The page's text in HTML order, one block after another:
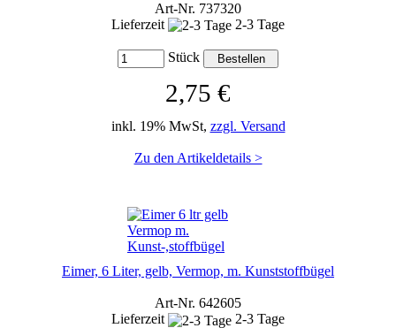
Art-Nr. 737320
Lieferzeit
2-3 Tage
Stück
2,75 €
inkl. 19% MwSt, zzgl. Versand
Zu den Artikeldetails >
Eimer, 6 Liter, gelb, Vermop, m. Kunststoffbügel
Art-Nr. 642605
Lieferzeit
2-3 Tage